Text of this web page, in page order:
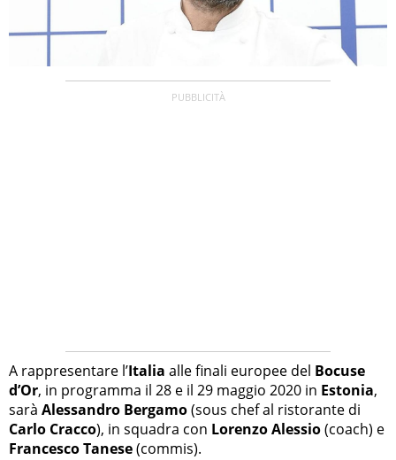
A rappresentare l’Italia alle finali europee del Bocuse
d’Or, in programma il 28 e il 29 maggio 2020 in Estonia,
sarà Alessandro Bergamo(sous chef al ristorante di
Carlo Cracco), in squadra con Lorenzo Alessio(coach) e
Francesco Tanese(commis).